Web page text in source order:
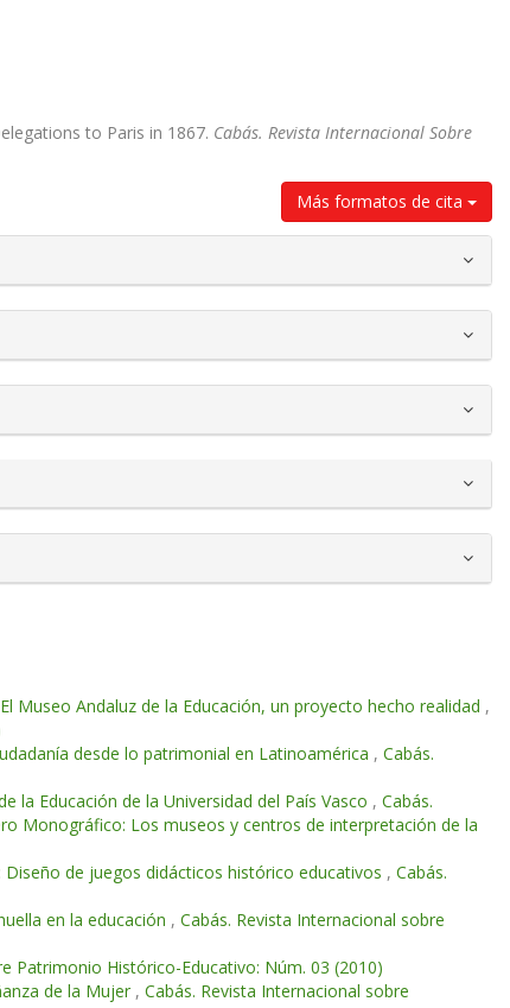
to Paris in 1867. Cabás. Revista Internacional Sobre
Más formatos de cita
El Museo Andaluz de la Educación, un proyecto hecho realidad ,
desde lo patrimonial en Latinoamérica , Cabás.
la Educación de la Universidad del País Vasco , Cabás.
Monográfico: Los museos y centros de interpretación de la
de juegos didácticos histórico educativos , Cabás.
en la educación , Cabás. Revista Internacional sobre
Patrimonio Histórico-Educativo: Núm. 03 (2010)
de la Mujer , Cabás. Revista Internacional sobre